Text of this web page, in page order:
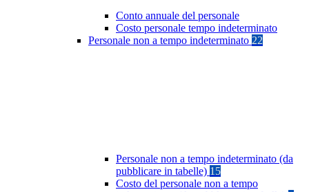
Conto annuale del personale
Costo personale tempo indeterminato
Personale non a tempo indeterminato 22
Personale non a tempo indeterminato (da
pubblicare in tabelle) 15
Costo del personale non a tempo